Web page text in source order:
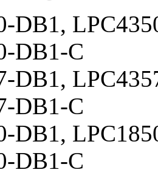
DB1,
DB1-C
DB1,
DB1-C
DB1,
DB1-C